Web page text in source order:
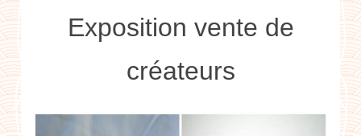
Exposition vente de
créateurs